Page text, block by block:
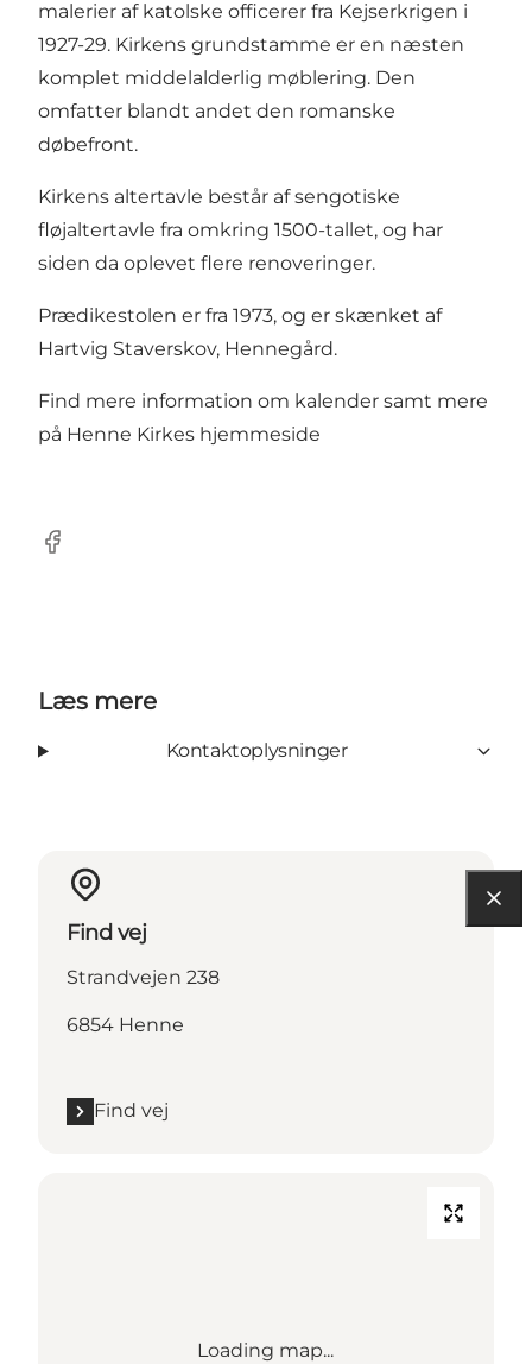
malerier af katolske officerer fra Kejserkrigen i
1927-29. Kirkens grundstamme er en næsten
komplet middelalderlig møblering. Den
omfatter blandt andet den romanske
døbefront.
Kirkens altertavle består af sengotiske
fløjaltertavle fra omkring 1500-tallet, og har
siden da oplevet flere renoveringer.
Prædikestolen er fra 1973, og er skænket af
Hartvig Staverskov, Hennegård.
Find mere information om kalender samt mere
på Henne Kirkes hjemmeside
Facebook
Læs mere
Kontaktoplysninger
Find vej
Strandvejen 238
6854 Henne
Find vej
Loading map...